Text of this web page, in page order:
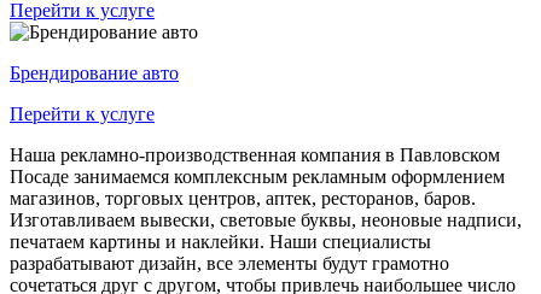
Перейти к услуге
Брендирование авто
Перейти к услуге
Наша рекламно-производственная компания в Павловском
Посаде занимаемся комплексным рекламным оформлением
магазинов, торговых центров, аптек, ресторанов, баров.
Изготавливаем вывески, световые буквы, неоновые надписи,
печатаем картины и наклейки. Наши специалисты
разрабатывают дизайн, все элементы будут грамотно
сочетаться друг с другом, чтобы привлечь наибольшее число